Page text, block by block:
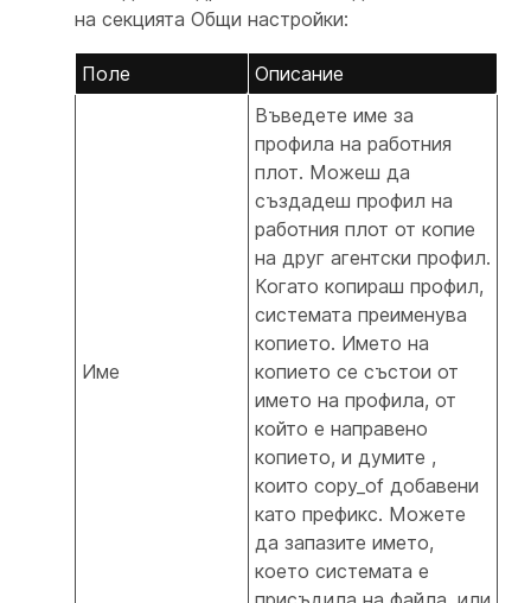
на секцията Общи настройки:
Поле Описание
Име
Въведете име за
профила на работния
плот. Можеш да
създадеш профил на
работния плот от копие
на друг агентски профил.
Когато копираш профил,
системата преименува
копието. Името на
копието се състои от
името на профила, от
който е направено
копието, и думите ,
които copy_of добавени
като префикс. Можете
да запазите името,
което системата е